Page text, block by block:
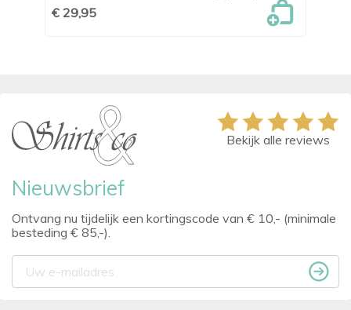
€ 29,95
Nieuwsbrief
Ontvang nu tijdelijk een kortingscode van € 10,- (minimale
besteding € 85,-).
Bekijk alle reviews